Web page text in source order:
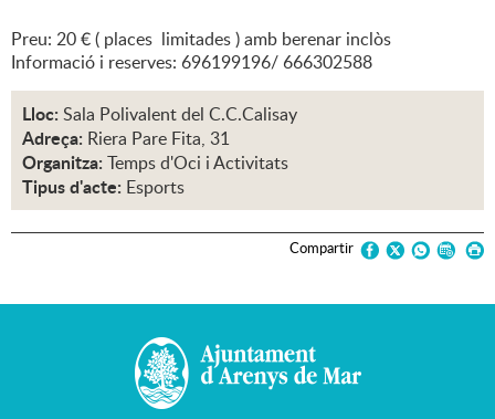
Preu: 20 € ( places limitades ) amb berenar inclòs
Informació i reserves: 696199196/ 666302588
Lloc: Sala Polivalent del C.C.Calisay
Adreça: Riera Pare Fita, 31
Organitza: Temps d'Oci i Activitats
Tipus d'acte: Esports
Compartir